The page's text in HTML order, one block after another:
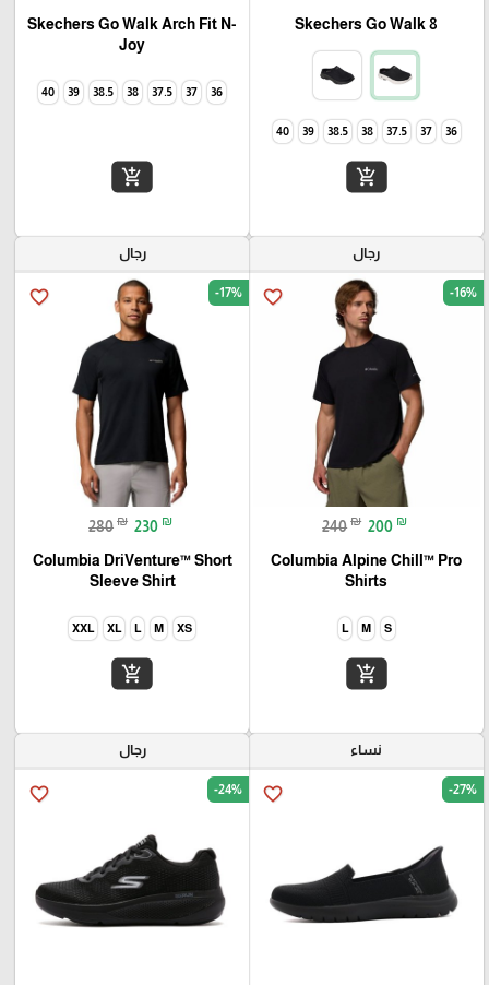
Skechers Go Walk 8
36
37
37.5
38
38.5
39
40
add_shopping_cart
Skechers Go Walk Arch Fit N-
Joy
36
37
37.5
38
38.5
39
40
add_shopping_cart
رجال
favorite_border -16%
240 ₪ 200 ₪
Columbia Alpine Chill™ Pro
Shirts
S
M
L
add_shopping_cart
رجال
favorite_border -17%
280 ₪ 230 ₪
Columbia DriVenture™ Short
Sleeve Shirt
XS
M
L
XL
XXL
add_shopping_cart
نساء
favorite_border -27%
رجال
favorite_border -24%